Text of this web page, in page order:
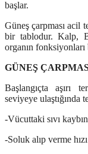
başlar.
Güneş çarpması acil
bir tablodur. Kalp,
organın
GÜNEŞ
Başlangıçta aşırı
seviyeye ulaştığında
-Vücuttaki sıvı
-Soluk alıp verme